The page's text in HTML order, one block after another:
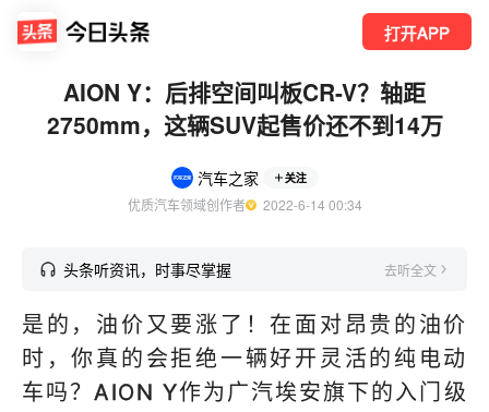
打开APP
AION Y：后排空间叫板CR-V？轴距
2750mm，这辆SUV起售价还不到14万
汽车之家 关注
优质汽车领域创作者
  2022-6-14 00:34
头条听资讯，时事尽掌握 去听全文
是的，油价又要涨了！在面对昂贵的油价
时，你真的会拒绝一辆好开灵活的纯电动
车吗？AION Y作为广汽埃安旗下的入门级